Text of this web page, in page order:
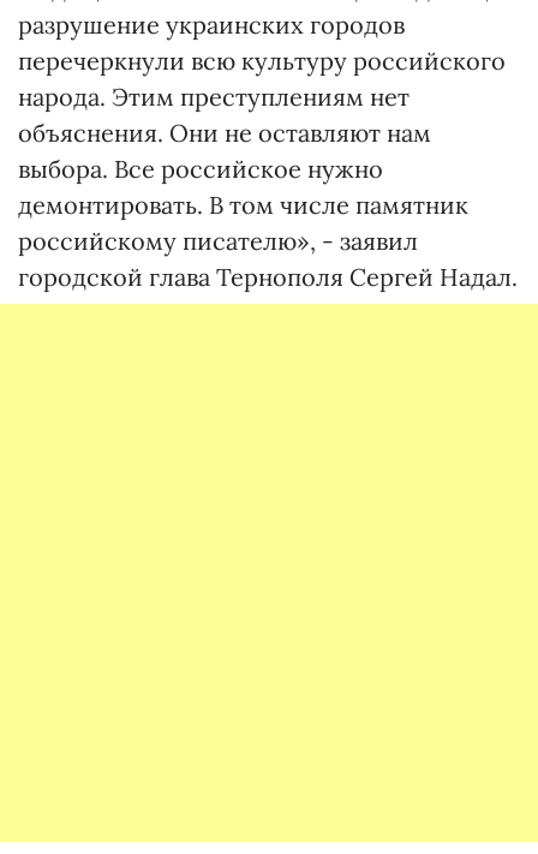
разрушение украинских городов
перечеркнули всю культуру российского
народа. Этим преступлениям нет
объяснения. Они не оставляют нам
выбора. Все российское нужно
демонтировать. В том числе памятник
российскому писателю», - заявил
городской глава Тернополя Сергей Надал.